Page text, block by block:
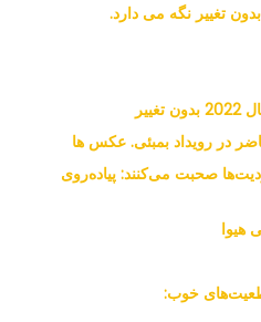
در رویداد بمبئی. عکس ها
صحبت می‌کنند: پیاده‌روی
هیوا